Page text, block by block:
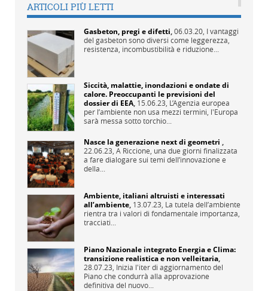
ARTICOLI PIÙ LETTI
Gasbeton, pregi e difetti,06.03.20, I vantaggi
del gasbeton sono diversi come leggerezza,
resistenza, incombustibilità e riduzione...
Siccità, malattie, inondazioni e ondate di
calore. Preoccupanti le previsioni del
dossier di EEA, 15.06.23, L’Agenzia europea
per l’ambiente non usa mezzi termini, l'Europa
sarà messa sotto torchio...
Nasce la generazione next di geometri ,
22.06.23, A Riccione, una due giorni finalizzata
a fare dialogare sui temi dell’innovazione e
della...
Ambiente, italiani altruisti e interessati
all’ambiente, 13.07.23, La tutela dell’ambiente
rientra tra i valori di fondamentale importanza,
tracciati...
Piano Nazionale integrato Energia e Clima:
transizione realistica e non velleitaria,
28.07.23, Inizia l'iter di aggiornamento del
Piano che condurrà alla approvazione
definitiva del nuovo...